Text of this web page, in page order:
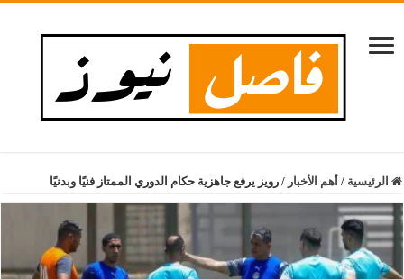
الرئيسية / أهم الأخبار / رويز يرفع جاهزية حكام الدوري الممتاز فنيًا وبدنيًا